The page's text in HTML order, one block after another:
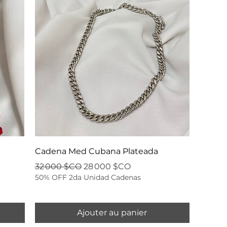
Cadena Med Cubana Plateada
Prix original
32 000 $CO Prix promotionnel
28 000 $CO
50% OFF 2da Unidad Cadenas
Ajouter au panier